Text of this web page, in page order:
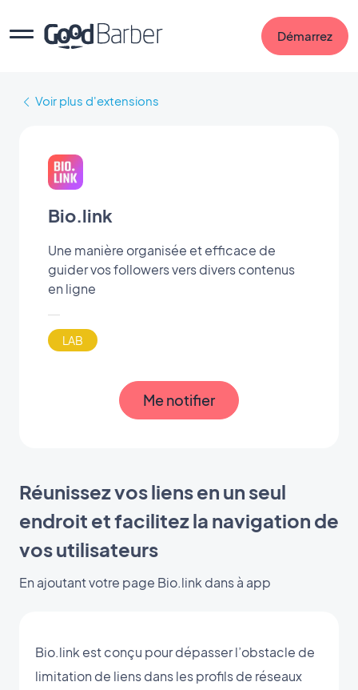
Démarrez
Voir plus d'extensions
Bio.link
Une manière organisée et efficace de
guider vos followers vers divers contenus
en ligne
LAB
Me notifier
Réunissez vos liens en un seul
endroit et facilitez la navigation de
vos utilisateurs
En ajoutant votre page Bio.link dans à app
Bio.link est conçu pour dépasser l’obstacle de
limitation de liens dans les profils de réseaux